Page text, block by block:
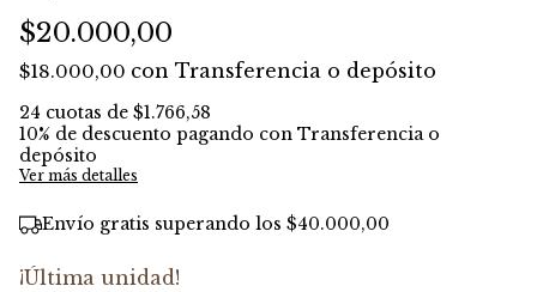
$20.000,00
$18.000,00 con Transferencia o depósito
24 cuotas de $1.766,58
10% de descuento pagando con Transferencia o
depósito
Ver más detalles
Envío gratis superando los $40.000,00
¡Última unidad!